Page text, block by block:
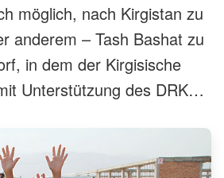
möglich, nach Kirgistan zu
anderem – Tash Bashat zu
in dem der Kirgisische
Unterstützung des DRK
humanitäre Hilfe